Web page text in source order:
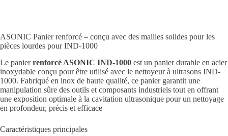
ASONIC Panier renforcé – conçu avec des mailles solides pour les
pièces lourdes pour IND-1000
Le panierrenforcé ASONIC IND-1000 est un panier durable en acier
inoxydable conçu pour être utilisé avec le nettoyeur à ultrasons IND-
1000. Fabriqué en inox de haute qualité, ce panier garantit une
manipulation sûre des outils et composants industriels tout en offrant
une exposition optimale à la cavitation ultrasonique pour un nettoyage
en profondeur, précis et efficace
Caractéristiques principales